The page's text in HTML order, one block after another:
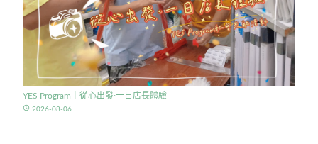
YES Program｜從心出發·一日店長體驗
access_time 2026-08-06